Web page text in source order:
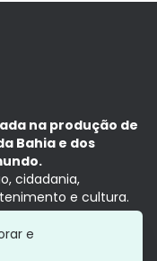
na produção de
Bahia e dos
cidadania,
e cultura.
tempo presente,
e